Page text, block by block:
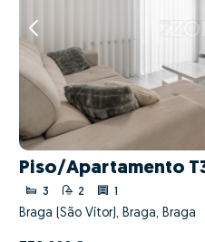
Piso/Apartamento
3 2
Braga (São Vítor), Braga, Braga